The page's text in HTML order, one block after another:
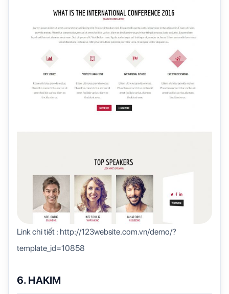
Link chi tiết : http://123website.com.vn/demo/?
template_id=10858
6. HAKIM